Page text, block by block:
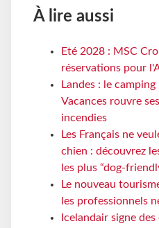
À lire aussi
Eté 2028 : MSC
réservations pour
Landes : le
Vacances rouvre
incendies
Les Français ne
chien : découvrez
les plus “dog-
Le nouveau
les professionnels
Icelandair signe